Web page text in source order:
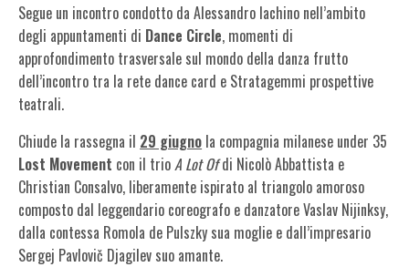
Segue un incontro condotto da Alessandro Iachino nell’ambito
degli appuntamenti di Dance Circle, momenti di
approfondimento trasversale sul mondo della danza frutto
dell’incontro tra la rete dance card e Stratagemmi prospettive
teatrali.
Chiude la rassegna il 29 giugno la compagnia milanese under 35
Lost Movement con il trioA Lot Ofdi Nicolò Abbattista e
Christian Consalvo, liberamente ispirato al triangolo amoroso
composto dal leggendario coreografo e danzatore Vaslav Nijinksy,
dalla contessa Romola de Pulszky sua moglie e dall’impresario
Sergej Pavlovič Djagilev suo amante.